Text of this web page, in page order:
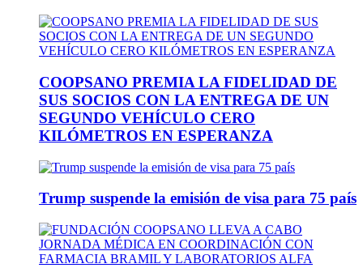
COOPSANO PREMIA LA FIDELIDAD DE
SUS SOCIOS CON LA ENTREGA DE UN
SEGUNDO VEHÍCULO CERO
KILÓMETROS EN ESPERANZA
Trump suspende la emisión de visa para 75 país